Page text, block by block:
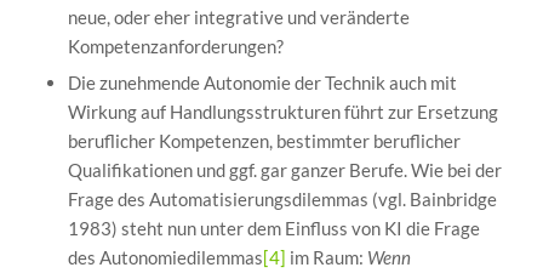
neue, oder eher integrative und veränderte
Kompetenzanforderungen?
Die zunehmende Autonomie der Technik auch mit
Wirkung auf Handlungsstrukturen führt zur Ersetzung
beruflicher Kompetenzen, bestimmter beruflicher
Qualifikationen und ggf. gar ganzer Berufe. Wie bei der
Frage des Automatisierungsdilemmas (vgl. Bainbridge
1983) steht nun unter dem Einfluss von KI die Frage
des Autonomiedilemmas[4] im Raum: Wenn